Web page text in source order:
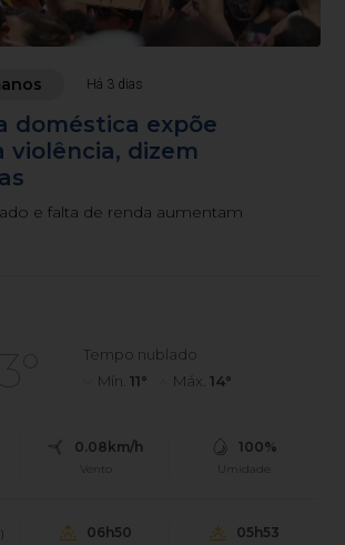
Há 3 dias
doméstica expõe
violência, dizem
e falta de renda aumentam
Tempo nublado
Mín. 11° Máx. 14°
0.08km/h
Vento
100%
Umidade
06h50 05h53